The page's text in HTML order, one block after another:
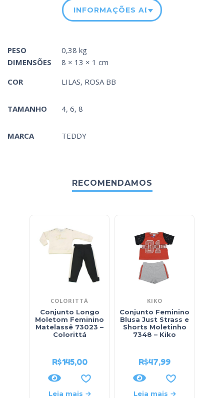
INFORMAÇÕES ADICIONAIS
PESO
0,38 kg
DIMENSÕES
8 × 13 × 1 cm
COR
LILAS, ROSA BB
TAMANHO 4, 6, 8
MARCA TEDDY
RECOMENDAMOS
COLORITTÁ
Conjunto Longo
Moletom Feminino
Matelassê 73023 –
Colorittá
R$145,00
Leia mais
KIKO
Conjunto Feminino
Blusa Just Strass e
Shorts Moletinho
7348 – Kiko
R$47,99
Leia mais